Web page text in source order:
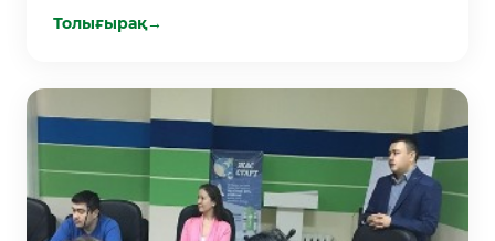
АЯСЫНДА «ЖАҢА АШЫЛҒАН БИЗНЕСТІ
ҚОЛДАУ» ЖОБАСЫ ҚОРЫТЫНДЫЛАНДЫ
Толығырақ→